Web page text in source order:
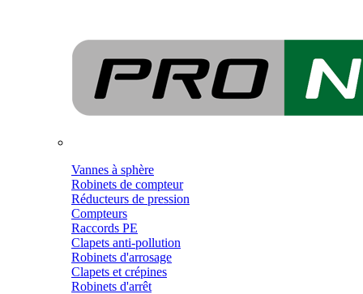
Vannes à sphère
Robinets de compteur
Réducteurs de pression
Compteurs
Raccords PE
Clapets anti-pollution
Robinets d'arrosage
Clapets et crépines
Robinets d'arrêt